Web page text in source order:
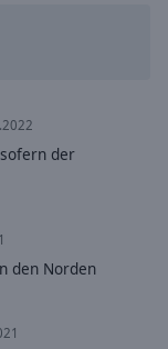
der
den Norden